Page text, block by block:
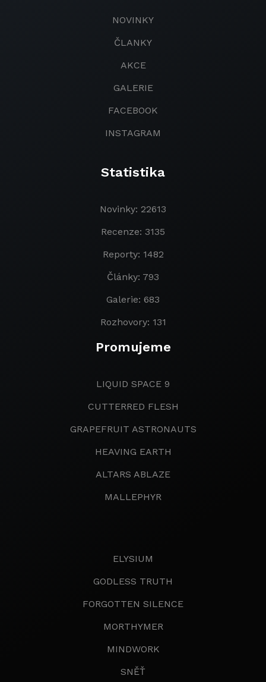
NOVINKY
ČLANKY
AKCE
GALERIE
FACEBOOK
INSTAGRAM
Statistika
Novinky: 22613
Recenze: 3135
Reporty: 1482
Články: 793
Galerie: 683
Rozhovory: 131
Promujeme
LIQUID SPACE 9
CUTTERRED FLESH
GRAPEFRUIT ASTRONAUTS
HEAVING EARTH
ALTARS ABLAZE
MALLEPHYR
ELYSIUM
GODLESS TRUTH
FORGOTTEN SILENCE
MORTHYMER
MINDWORK
SNĚŤ